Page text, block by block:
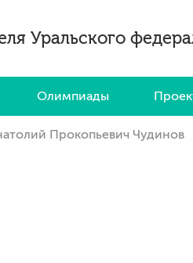
Уральского
Олимпиады
Прокопьевич Чудинов